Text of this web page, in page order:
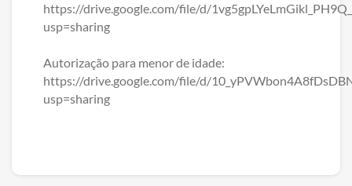
https://drive.google.com/file/d/
usp=sharing
Autorização para menor de idade:
https://drive.google.com/file/d/
usp=sharing